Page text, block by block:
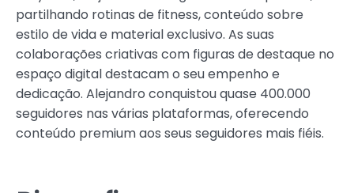
partilhando rotinas de fitness, conteúdo sobre
estilo de vida e material exclusivo. As suas
colaborações criativas com figuras de destaque no
espaço digital destacam o seu empenho e
dedicação. Alejandro conquistou quase 400.000
seguidores nas várias plataformas, oferecendo
conteúdo premium aos seus seguidores mais fiéis.